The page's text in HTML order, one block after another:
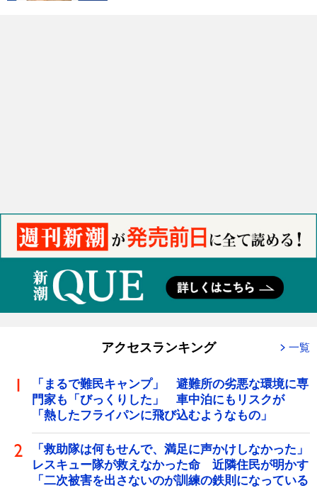
アクセスランキング 一覧
「まるで難民キャンプ」 避難所の劣悪な環境に専
門家も「びっくりした」 車中泊にもリスクが
「熱したフライパンに飛び込むようなもの」
「救助隊は何もせんで、満足に声かけしなかった」
レスキュー隊が救えなかった命 近隣住民が明かす
「二次被害を出さないのが訓練の鉄則になっている